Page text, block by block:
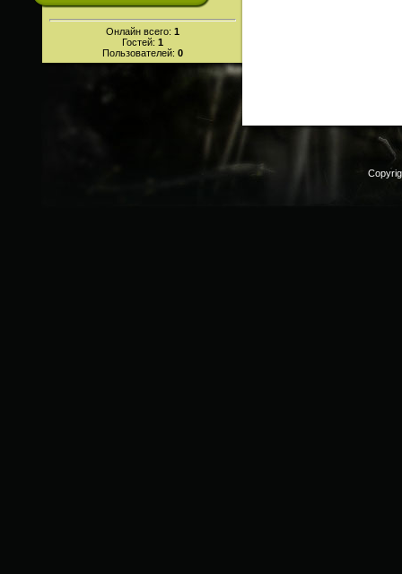
Онлайн всего: 1
Гостей: 1
Пользователей: 0